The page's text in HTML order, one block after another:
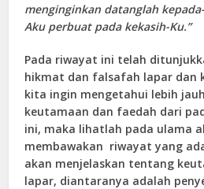
menginginkan datanglah
Aku perbuat pada kekasih-Ku.”
Pada riwayat ini telah
hikmat dan falsafah lapar dan
kita ingin mengetahui lebih
keutamaan dan faedah dari
ini, maka lihatlah pada ulama
membawakan riwayat yang
akan menjelaskan tentang
lapar, diantaranya adalah